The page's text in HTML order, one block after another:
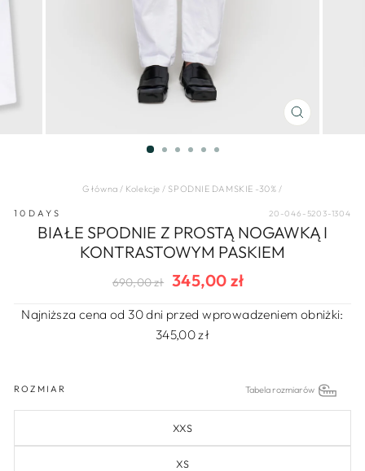
ZAMKNIJ
Główna / Kolekcje / SPODNIE DAMSKIE -30% /
10DAYS 20-046-5203-1304
BIAŁE SPODNIE Z PROSTĄ NOGAWKĄ I
KONTRASTOWYM PASKIEM
Regularna
690,00 zł
Cena
345,00 zł
Najniższa cena od 30 dni przed wprowadzeniem obniżki:
345,00 zł
ROZMIAR Tabela rozmiarów
XXS
XS